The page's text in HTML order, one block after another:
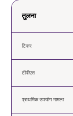
तुलना
टिकर
टीपीएस
प्राथमिक उपयोग मामला